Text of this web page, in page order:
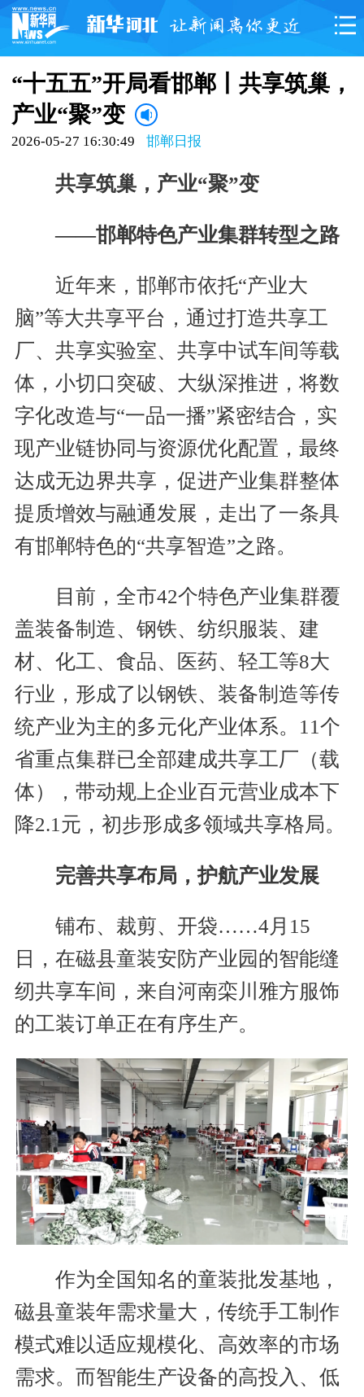
“十五五”开局看邯郸丨共享筑巢，
产业“聚”变
2026-05-27 16:30:49 邯郸日报
共享筑巢，产业“聚”变
——邯郸特色产业集群转型之路
近年来，邯郸市依托“产业大
脑”等大共享平台，通过打造共享工
厂、共享实验室、共享中试车间等载
体，小切口突破、大纵深推进，将数
字化改造与“一品一播”紧密结合，实
现产业链协同与资源优化配置，最终
达成无边界共享，促进产业集群整体
提质增效与融通发展，走出了一条具
有邯郸特色的“共享智造”之路。
目前，全市42个特色产业集群覆
盖装备制造、钢铁、纺织服装、建
材、化工、食品、医药、轻工等8大
行业，形成了以钢铁、装备制造等传
统产业为主的多元化产业体系。11个
省重点集群已全部建成共享工厂（载
体），带动规上企业百元营业成本下
降2.1元，初步形成多领域共享格局。
完善共享布局，护航产业发展
铺布、裁剪、开袋……4月15
日，在磁县童装安防产业园的智能缝
纫共享车间，来自河南栾川雅方服饰
的工装订单正在有序生产。
作为全国知名的童装批发基地，
磁县童装年需求量大，传统手工制作
模式难以适应规模化、高效率的市场
需求。而智能生产设备的高投入、低